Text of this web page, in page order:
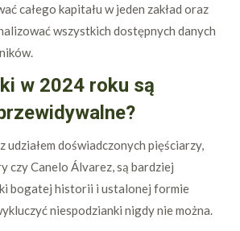
całego kapitału w jeden zakład oraz
wszystkich dostępnych danych
w 2024 roku są
udziałem doświadczonych pięściarzy,
czy Canelo Álvarez, są bardziej
bogatej historii i ustalonej formie
niespodzianki nigdy nie można.